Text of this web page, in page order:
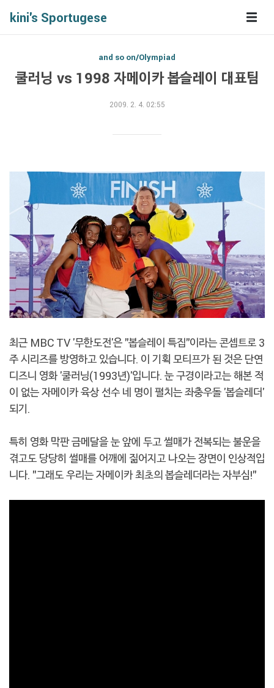
kini's Sportugese
and so on/Olympiad
쿨러닝 vs 1998 자메이카 봅슬레이 대표팀
2009. 2. 4. 02:55
최근 MBC TV '무한도전'은 "봅슬레이 특집"이라는 콘셉트로 3
주 시리즈를 방영하고 있습니다. 이 기획 모티프가 된 것은 단연
디즈니 영화 '쿨러닝(1993년)'입니다. 눈 구경이라고는 해본 적
이 없는 자메이카 육상 선수 네 명이 펼치는 좌충우돌 '봅슬레더'
되기.
특히 영화 막판 금메달을 눈 앞에 두고 썰매가 전복되는 불운을
겪고도 당당히 썰매를 어깨에 짊어지고 나오는 장면이 인상적입
니다. "그래도 우리는 자메이카 최초의 봅슬레더라는 자부심!"